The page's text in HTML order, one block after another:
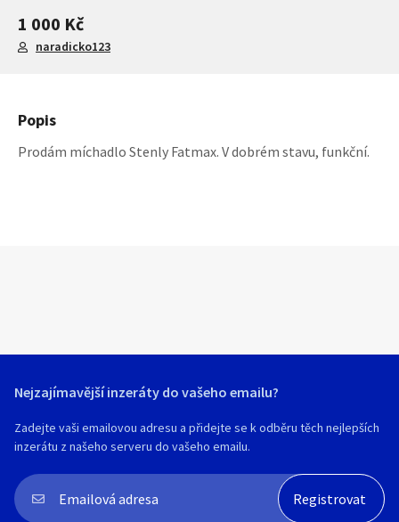
1 000 Kč
naradicko123
Popis
Prodám míchadlo Stenly Fatmax. V dobrém stavu, funkční.
Nejzajímavější inzeráty do vašeho emailu?
Zadejte vaši emailovou adresu a přidejte se k odběru těch nejlepších
inzerátu z našeho serveru do vašeho emailu.